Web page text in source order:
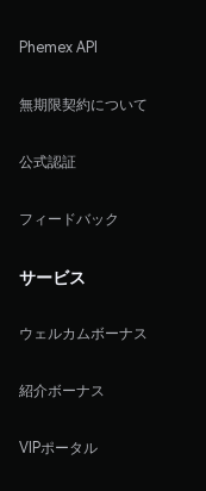
Phemex API
無期限契約について
公式認証
フィードバック
サービス
ウェルカムボーナス
紹介ボーナス
VIPポータル